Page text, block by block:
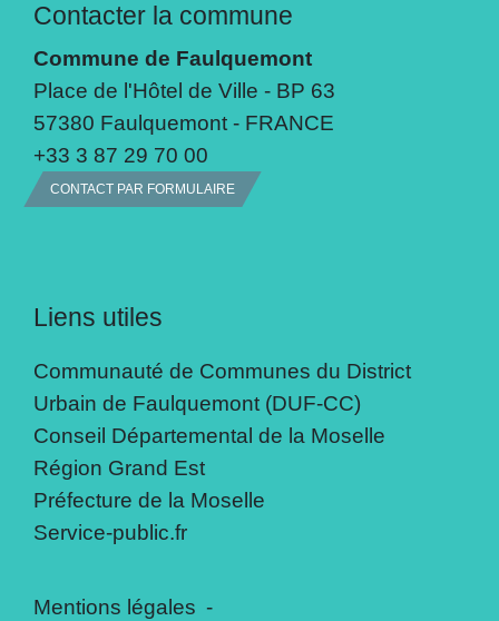
Contacter la commune
Commune de Faulquemont
Place de l'Hôtel de Ville - BP 63
57380 Faulquemont - FRANCE
+33 3 87 29 70 00
CONTACT PAR FORMULAIRE
Liens utiles
Communauté de Communes du District
Urbain de Faulquemont (DUF-CC)
Conseil Départemental de la Moselle
Région Grand Est
Préfecture de la Moselle
Service-public.fr
Mentions légales -